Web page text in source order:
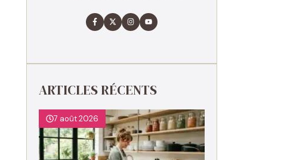
ARTICLES RÉCENTS
7 août 2026